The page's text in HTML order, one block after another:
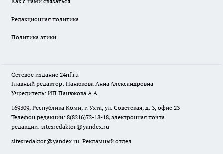
Редакционная политика
Политика этики
Сетевое издание 24nf.ru
Главный редактор: Панюкова Анна Александровна
Учредитель: ИП Панюкова А.А.
169309, Республика Коми, г. Ухта, ул. Советская, д. 3, офис 23
Телефон редакции: 8(8216)72-18-18, электронная почта
редакции: sitesredaktor@yandex.ru
sitesredaktor@yandex.ru Рекламный отдел